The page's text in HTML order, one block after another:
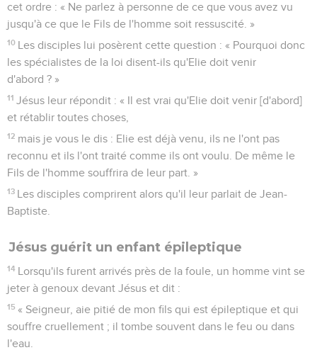
cet ordre : « Ne parlez à personne de ce que vous avez vu
jusqu'à ce que le Fils de l'homme soit ressuscité. »
10 Les disciples lui posèrent cette question : « Pourquoi donc
les spécialistes de la loi disent-ils qu'Elie doit venir
d'abord ? »
11 Jésus leur répondit : « Il est vrai qu'Elie doit venir [d'abord]
et rétablir toutes choses,
12 mais je vous le dis : Elie est déjà venu, ils ne l'ont pas
reconnu et ils l'ont traité comme ils ont voulu. De même le
Fils de l'homme souffrira de leur part. »
13 Les disciples comprirent alors qu'il leur parlait de Jean-
Baptiste.
Jésus guérit un enfant épileptique
14 Lorsqu'ils furent arrivés près de la foule, un homme vint se
jeter à genoux devant Jésus et dit :
15 « Seigneur, aie pitié de mon fils qui est épileptique et qui
souffre cruellement ; il tombe souvent dans le feu ou dans
l'eau.